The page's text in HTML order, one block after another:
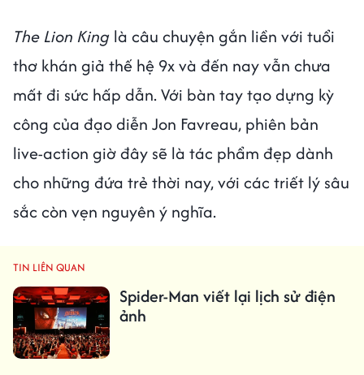
The Lion King là câu chuyện gắn liền với tuổi
thơ khán giả thế hệ 9x và đến nay vẫn chưa
mất đi sức hấp dẫn. Với bàn tay tạo dựng kỳ
công của đạo diễn Jon Favreau, phiên bản
live-action giờ đây sẽ là tác phẩm đẹp dành
cho những đứa trẻ thời nay, với các triết lý sâu
sắc còn vẹn nguyên ý nghĩa.
TIN LIÊN QUAN
Spider-Man viết lại lịch sử điện
ảnh